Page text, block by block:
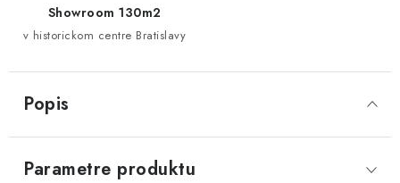
Showroom 130m2
v historickom centre Bratislavy
Popis
Parametre produktu